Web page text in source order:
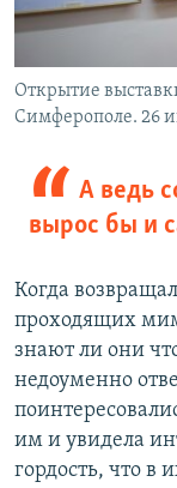
Открытие
Симферополе. 26
А ведь
вырос бы и
Когда
проходящих
знают ли они
недоуменно
им и увидела
гордость, что в